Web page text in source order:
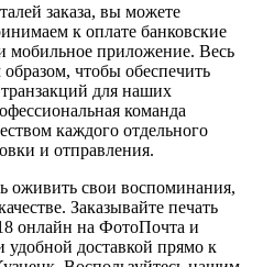
заказа, вы можете
к оплате банковские
мобильное приложение. Весь
чтобы обеспечить
транзакций для наших
команда
каждого отдельного
и отправления.
оживить свои воспоминания,
Заказывайте печать
онлайн на ФотоПочта и
удобной доставкой прямо к